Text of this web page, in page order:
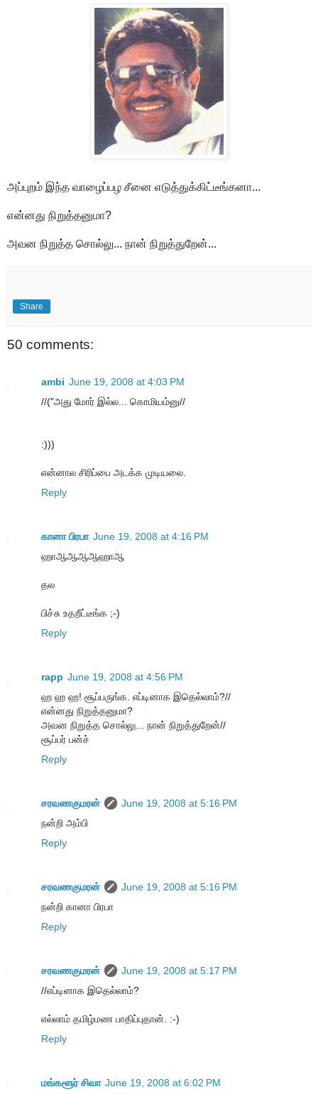
அப்புறம் இந்த வாழைப்பழ சீனை எடுத்துக்கிட்டீங்கனா...
என்னது நிறுத்தனுமா?
அவன நிறுத்த சொல்லு... நான் நிறுத்துறேன்...
Share
50 comments:
ambi June 19, 2008 at 4:03 PM
//("அது மோர் இல்ல... கொமியம்னு//
:)))
என்னால சிரிப்பை அடக்க முடியலை.
Reply
கானா பிரபா June 19, 2008 at 4:16 PM
ஹாஆஆஆஆஹாஆ
தல
பிச்சு உதறீட்டீங்க ;-)
Reply
rapp June 19, 2008 at 4:56 PM
ஹ ஹ ஹ! சூப்பருங்க. எப்டினாக இதெல்லாம்?//
என்னது நிறுத்தனுமா?
அவன நிறுத்த சொல்லு... நான் நிறுத்துறேன்//
சூப்பர் பன்ச்
Reply
சரவணகுமரன்
June 19, 2008 at 5:16 PM
நன்றி அம்பி
Reply
சரவணகுமரன்
June 19, 2008 at 5:16 PM
நன்றி கானா பிரபா
Reply
சரவணகுமரன்
June 19, 2008 at 5:17 PM
//எப்டினாக இதெல்லாம்?
எல்லாம் தமிழ்மண பாதிப்புதான். :-)
Reply
மங்களூர் சிவா June 19, 2008 at 6:02 PM